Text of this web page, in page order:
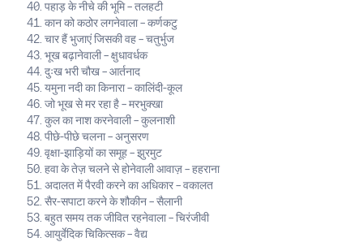
पहाड़ के नीचे की भूमि – तलहटी
कान को कठोर लगनेवाला – कर्णकटु
चार हैं भुजाएं जिसकी वह – चतुर्भुज
भूख बढ़ानेवाली – क्षुधावर्धक
दुःख भरी चौख – आर्तनाद
यमुना नदी का किनारा – कालिंदी-कूल
जो भूख से मर रहा है – मरभुक्खा
कुल का नाश करनेवाली – कुलनाशी
पीछे-पीछे चलना – अनुसरण
वृक्षा-झाड़ियों का समूह – झुरमुट
हवा के तेज़ चलने से होनेवाली आवाज़ – हहराना
अदालत में पैरवी करने का अधिकार – वकालत
सैर-सपाटा करने के शौकीन – सैलानी
बहुत समय तक जीवित रहनेवाला – चिरंजीवी
आयुर्वेदिक चिकित्सक – वैद्य